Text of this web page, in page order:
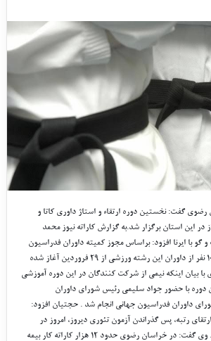
گفت: نخستین دوره ارتقاء و استاژ داوری کاتا و
در این استان برگزار شد.به گزارش کاراته نیوز محمد
با ایرنا افزود: براساس مجوز کمیته داوران فدراسیون
کاراته این دوره با حضور ۱۰۰ نفر از داوران این رشته ورزشی از ۲۹ فروردین آغاز شده
با بیان اینکه نیمی از شرکت کنندگان در این دوره آموزشی
دوره با حضور جواد سلیمی رئیس شورای داوران
داوران فدراسیون جهانی انجام شد . حجتیان افزود:
رتبه، پس گذراندن آزمون تئوری دیروز، امروز در
آزمون عملی شرکت کردند. وی گفت: در خراسان رضوی حدود ۱۲ هزار کاراته کار بیمه